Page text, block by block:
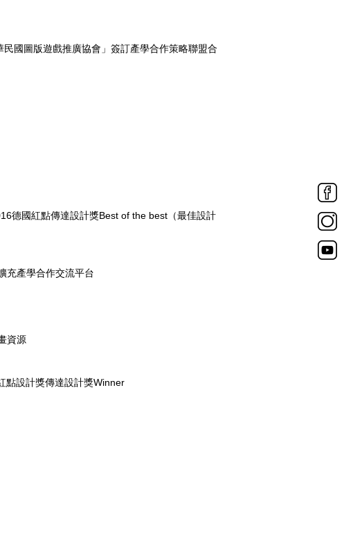
國圖版遊戲推廣協會」簽訂產學合作策略聯盟合
德國紅點傳達設計獎Best of the best（最佳設計
充產學合作交流平台
資源
點設計獎傳達設計獎Winner